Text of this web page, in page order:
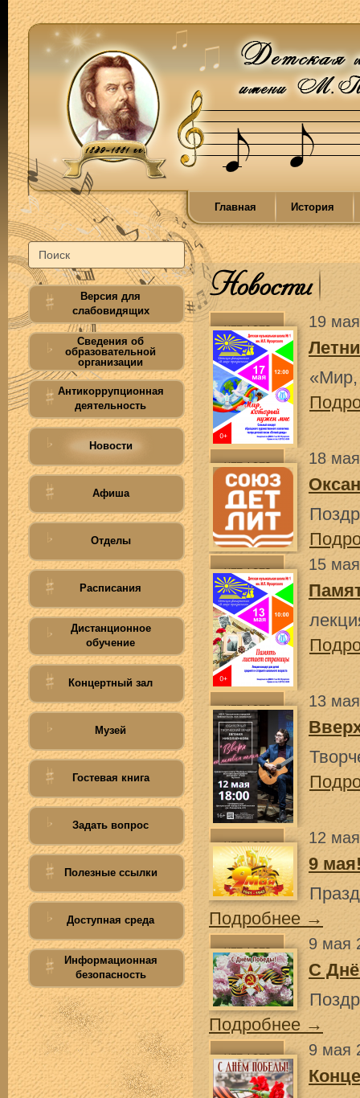
Главная История
Версия для
слабовидящих
Сведения об
образовательной
организации
Антикоррупционная
деятельность
Новости
Афиша
Отделы
Расписания
Дистанционное
обучение
Концертный зал
Музей
Гостевая книга
Задать вопрос
Полезные ссылки
Доступная среда
Информационная
безопасность
Новости
19
«Мир,
18
15
13
12
9
Подробнее →
9 мая
С
Подробнее →
9 мая